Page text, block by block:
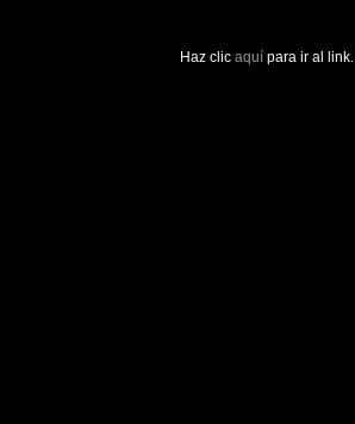
Haz clic aquí para ir al link.